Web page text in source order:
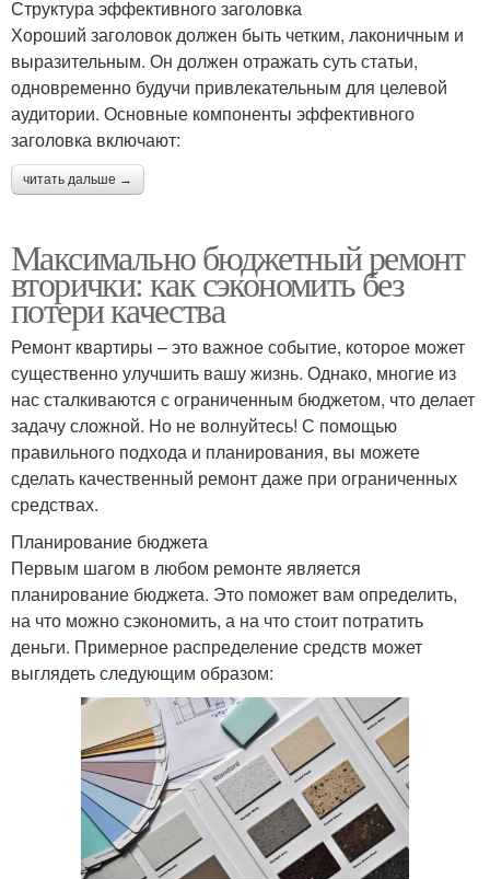
Структура эффективного заголовка
Хороший заголовок должен быть четким, лаконичным и
выразительным. Он должен отражать суть статьи,
одновременно будучи привлекательным для целевой
аудитории. Основные компоненты эффективного
заголовка включают:
читать дальше →
Максимально бюджетный ремонт
вторички: как сэкономить без
потери качества
Ремонт квартиры – это важное событие, которое может
существенно улучшить вашу жизнь. Однако, многие из
нас сталкиваются с ограниченным бюджетом, что делает
задачу сложной. Но не волнуйтесь! С помощью
правильного подхода и планирования, вы можете
сделать качественный ремонт даже при ограниченных
средствах.
Планирование бюджета
Первым шагом в любом ремонте является
планирование бюджета. Это поможет вам определить,
на что можно сэкономить, а на что стоит потратить
деньги. Примерное распределение средств может
выглядеть следующим образом: